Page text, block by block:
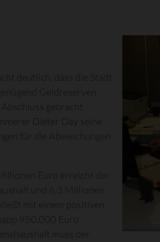
deutlich, dass die Stadt
Geldreserven
gebracht
Dieter Day seine
für die Abweichungen
Euro erreicht der
und 6,3 Millionen
mit einem positiven
950.000 Euro
muss der